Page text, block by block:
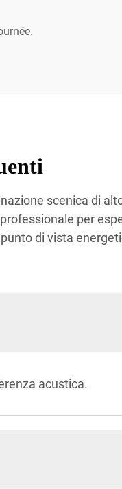
scenica di
per
di vista
acustica.